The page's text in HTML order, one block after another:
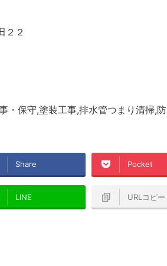
２２
・保守,塗装工事,排水管つまり清掃,
Share Pocket
LINE URLコピー